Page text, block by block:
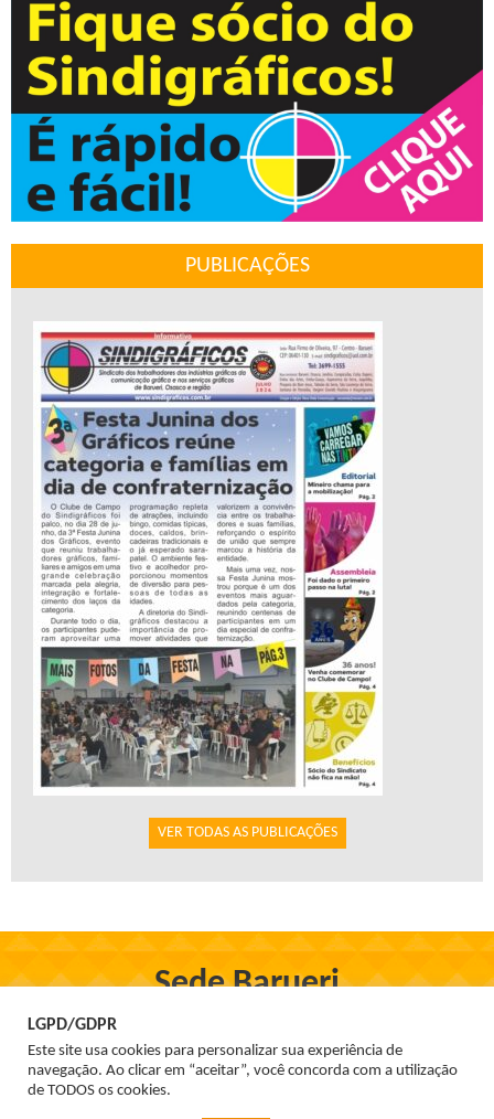
PUBLICAÇÕES
VER TODAS AS PUBLICAÇÕES
Sede Barueri
Rua Firmo de Oliveira, 97, Centro - Barueri
Tel. 3699-1555
LGPD/GDPR
Este site usa cookies para personalizar sua experiência de
navegação. Ao clicar em “aceitar”, você concorda com a utilização
de TODOS os cookies.